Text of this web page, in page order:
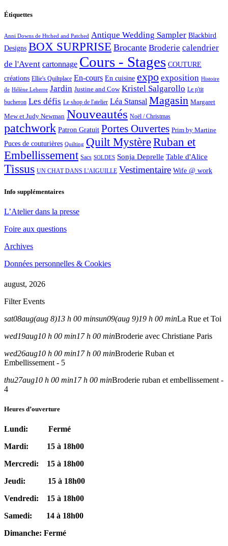
Étiquettes
Anni Downs de Htched and Patched Antique Wedding Sampler Blackbird
Designs BOX SURPRISE Brocante Broderie calendrier
de l'Avent cartonnage Cours - Stages COUTURE
créations Ellie's Quiltplace En-cours En cuisine expo exposition Histoire
de Hélène Leberre Jardin Justine and Cow Kristel Salgarollo Le p'tit
bucheron Les défis Le shop de l'atelier Léa Stansal Magasin Margaret
Mew et Judy Newman Nouveautés Noël / Christmas
patchwork Patron Gratuit Portes Ouvertes Prim by Martine
Puces de couturières Quilting Quilt MystèreRuban et
Embellissement Sacs SOLDES Sonja Deprelle Table d'Alice
Tissus UN CHAT DANS L'AIGUILLE Vestimentaire Wife @ work
Info supplémentaires
L’Atelier dans la presse
Foire aux questions
Archives
Données personnelles & Cookies
august, 2026
Filter Events
sat08aug(aug 8)13 h 00 minsun09(aug 9)19 h 00 minLa Rue et Toi
wed19aug10 h 00 min17 h 00 minBroderie avec Christiane Paris
wed26aug10 h 00 min17 h 00 minBroderie Ruban et
Embellissement - 5
thu27aug10 h 00 min17 h 00 minBroderie ruban et embellissement -
4
Heures d’ouverture
Lundi: Fermé
Mardi: 15 à 18h00
Mercredi: 15 à 18h00
Jeudi: 15 à 18h00
Vendredi: 15 à 18h00
Samedi: 14 à 18h00
Dimanche: Fermé